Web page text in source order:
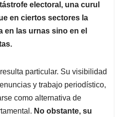
electoral, una curul
en ciertos sectores la
en las urnas sino en el
particular. Su visibilidad
y trabajo periodístico,
como alternativa de
No obstante, su